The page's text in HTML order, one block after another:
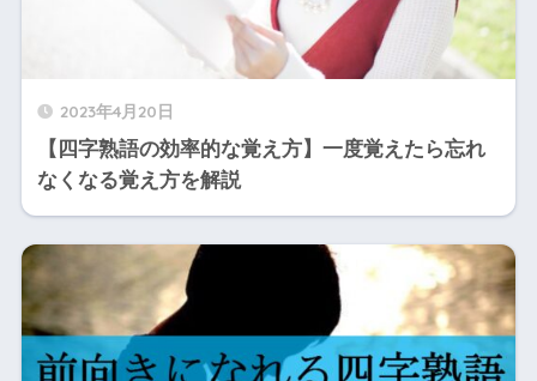
2023年4月20日
【四字熟語の効率的な覚え方】一度覚えたら忘れ
なくなる覚え方を解説